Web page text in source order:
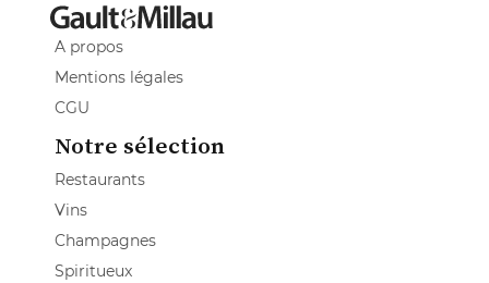
A propos
Mentions légales
CGU
Notre sélection
Restaurants
Vins
Champagnes
Spiritueux